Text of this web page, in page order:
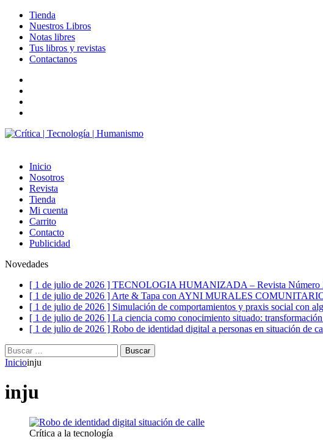
Tienda
Nuestros Libros
Notas libres
Tus libros y revistas
Contactanos
Inicio
Nosotros
Revista
Tienda
Mi cuenta
Carrito
Contacto
Publicidad
Novedades
[ 1 de julio de 2026 ] TECNOLOGIA HUMANIZADA – Revista Número
[ 1 de julio de 2026 ] Arte & Tapa con AYNI MURALES
[ 1 de julio de 2026 ] Simulación de comportamientos y praxis social con
[ 1 de julio de 2026 ] La ciencia como conocimiento situado:
[ 1 de julio de 2026 ] Robo de identidad digital a personas en situación de
Buscar:
Inicioinju
inju
Crítica a la tecnología